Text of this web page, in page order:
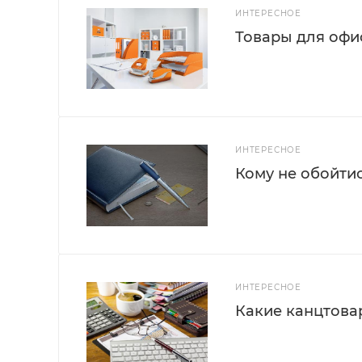
ИНТЕРЕСНОЕ
Товары для
ИНТЕРЕСНОЕ
Кому не
ИНТЕРЕСНОЕ
Какие